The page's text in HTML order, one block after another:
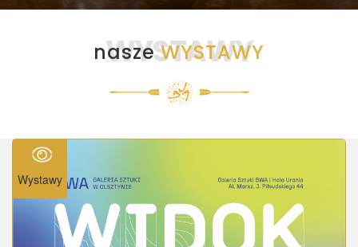
WYSTAWY
naszeWYSTAWY
Wystawy